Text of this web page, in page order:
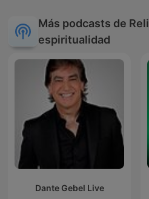
Más podcasts de
espiritualidad
Dante Gebel Live